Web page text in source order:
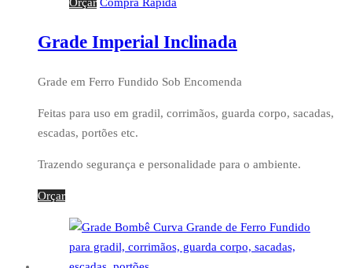
Orçar Compra Rápida
Grade Imperial Inclinada
Grade em Ferro Fundido Sob Encomenda
Feitas para uso em gradil, corrimãos, guarda corpo, sacadas,
escadas, portões etc.
Trazendo segurança e personalidade para o ambiente.
Orçar